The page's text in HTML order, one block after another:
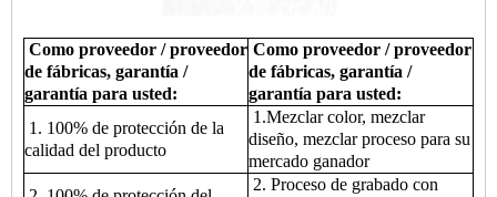
Como proveedor / proveedor
de fábricas, garantía /
garantía para usted:
Como proveedor / proveedor
de fábricas, garantía /
garantía para usted:
1. 100% de protección de la
calidad del producto
1.Mezclar color, mezclar
diseño, mezclar proceso para su
mercado ganador
2. Proceso de grabado con